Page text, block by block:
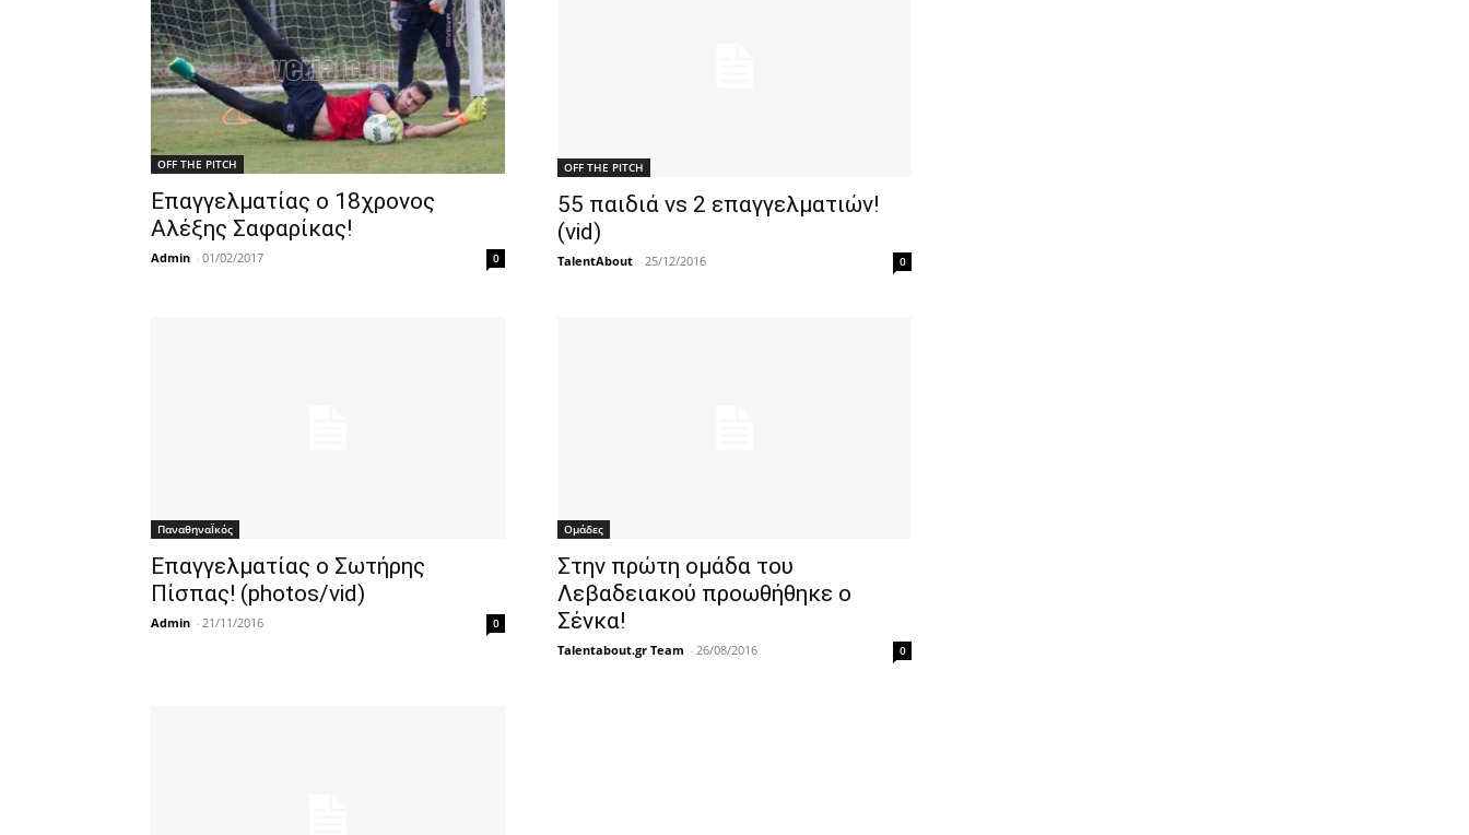
OFF THE PITCH
Επαγγελματίας ο 18χρονος
Αλέξης Σαφαρίκας!
Admin - 01/02/2017 0
OFF THE PITCH
55 παιδιά vs 2 επαγγελματιών!
(vid)
TalentAbout - 25/12/2016 0
ΠαναθηναΪκός
Επαγγελματίας ο Σωτήρης
Πίσπας! (photos/vid)
Admin - 21/11/2016 0
Ομάδες
Στην πρώτη ομάδα του
Λεβαδειακού προωθήθηκε ο
Σένκα!
Talentabout.gr Team - 26/08/2016 0